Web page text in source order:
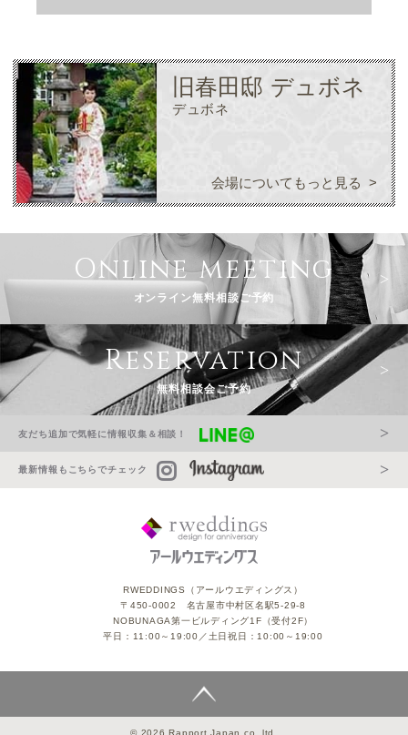
旧春田邸 デュボネ
デュボネ
会場についてもっと見る
Online meeting
オンライン無料相談ご予約
Reservation
無料相談会ご予約
友だち追加で気軽に情報収集＆相談！
最新情報もこちらでチェック
RWEDDINGS（アールウエディングス）
〒450-0002 名古屋市中村区名駅5-29-8
NOBUNAGA第一ビルディング1F（受付2F）
平日：11:00～19:00／土日祝日：10:00～19:00
© 2026 Rapport Japan co.,ltd.